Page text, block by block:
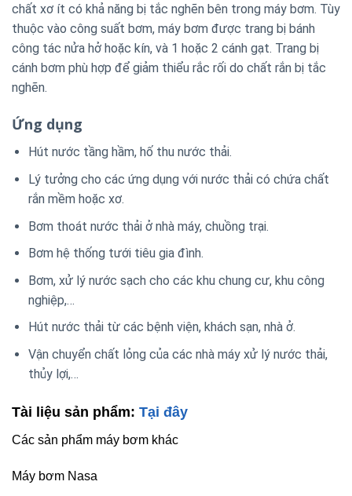
chất xơ ít có khả năng bị tắc nghẽn bên trong máy bơm. Tùy
thuộc vào công suất bơm, máy bơm được trang bị bánh
công tác nửa hở hoặc kín, và 1 hoặc 2 cánh gạt. Trang bị
cánh bơm phù hợp để giảm thiểu rắc rối do chất rắn bị tắc
nghẽn.
Ứng dụng
Hút nước tầng hầm, hố thu nước thải.
Lý tưởng cho các ứng dụng với nước thải có chứa chất
rắn mềm hoặc xơ.
Bơm thoát nước thải ở nhà máy, chuồng trại.
Bơm hệ thống tưới tiêu gia đình.
Bơm, xử lý nước sạch cho các khu chung cư, khu công
nghiệp,…
Hút nước thải từ các bệnh viện, khách sạn, nhà ở.
Vận chuyển chất lỏng của các nhà máy xử lý nước thải,
thủy lợi,…
Tài liệu sản phẩm: Tại đây
Các sản phẩm máy bơm khác
Máy bơm Nasa